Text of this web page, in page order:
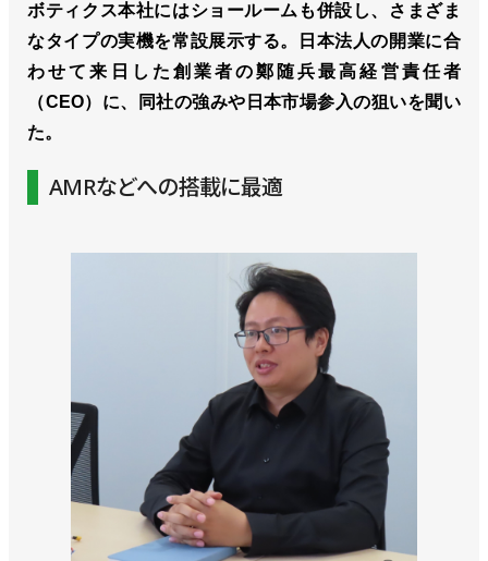
ボティクス本社にはショールームも併設し、さまざま
なタイプの実機を常設展示する。日本法人の開業に合
わせて来日した創業者の鄭随兵最高経営責任者
（CEO）に、同社の強みや日本市場参入の狙いを聞い
た。
AMRなどへの搭載に最適